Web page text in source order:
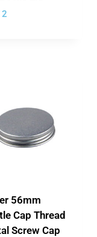
56mm
Cap Thread
Screw Cap